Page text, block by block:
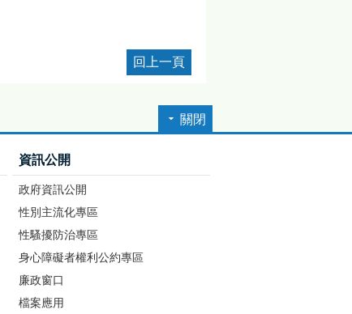
回上一頁
關閉
資訊公開
政府資訊公開
性別主流化專區
性騷擾防治專區
身心障礙者權利公約專區
廉政窗口
檔案應用